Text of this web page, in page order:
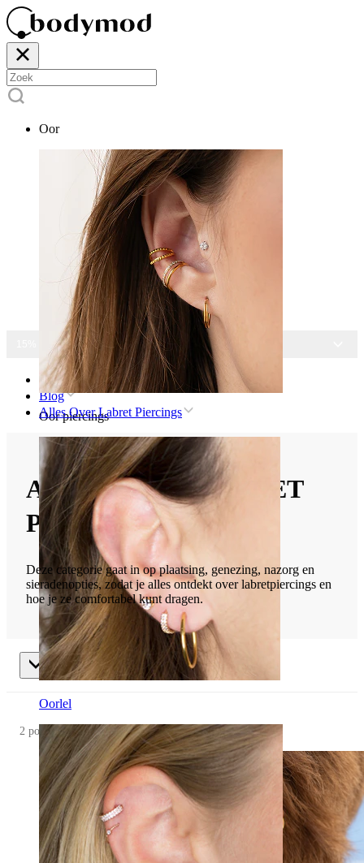
Oor
Oor piercings
Oorlel
15% KORTING OP ALLE SIERADEN
Home
Blog
Alles Over Labret Piercings
ALLES OVER LABRET
PIERCINGS
Deze categorie gaat in op plaatsing, genezing, nazorg en
sieradenopties, zodat je alles ontdekt over labretpiercings en
hoe je ze comfortabel kunt dragen.
Alles Over Labret Piercings
2 posts